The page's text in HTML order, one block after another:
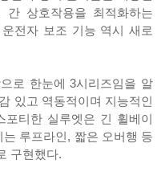
상호작용을 최적화하는
전자 보조 기능 역시 새로
로 한눈에 3시리즈임을 알
있고 역동적이며 지능적인
포티한 실루엣은 긴 휠베이
루프라인, 짧은 오버행 등
구현했다.